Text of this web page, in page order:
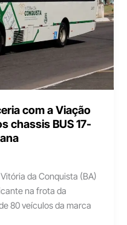
com a Viação
chassis BUS 17-
da Conquista (BA)
na frota da
80 veículos da marca